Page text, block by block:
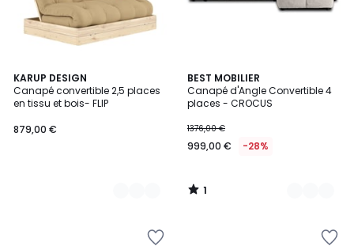
KARUP DESIGN
Canapé convertible 2,5 places
en tissu et bois- FLIP
879,00 €
5
Couleurs
BEST MOBILIER
Canapé d'Angle Convertible 4
places - CROCUS
1376,00 €
999,00 € -28%
1
/
5
5
Couleurs
1
/